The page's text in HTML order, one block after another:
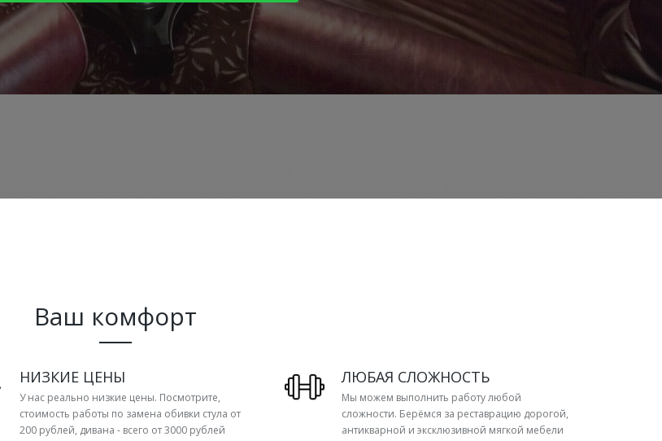
Ваш комфорт
НИЗКИЕ ЦЕНЫ
У нас реально низкие цены. Посмотрите,
стоимость работы по замена обивки стула от
200 рублей, дивана - всего от 3000 рублей
ЛЮБАЯ СЛОЖНОСТЬ
Мы можем выполнить работу любой
сложности. Берёмся за реставрацию дорогой,
антикварной и эксклюзивной мягкой мебели